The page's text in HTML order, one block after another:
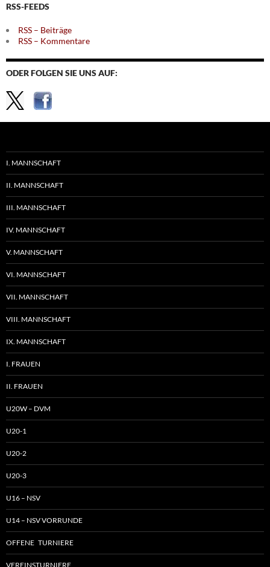
RSS-FEEDS
RSS – Beiträge
RSS – Kommentare
ODER FOLGEN SIE UNS AUF:
I. MANNSCHAFT
II. MANNSCHAFT
III. MANNSCHAFT
IV. MANNSCHAFT
V. MANNSCHAFT
VI. MANNSCHAFT
VII. MANNSCHAFT
VIII. MANNSCHAFT
IX. MANNSCHAFT
I. FRAUEN
II. FRAUEN
U20W – DVM
U20-1
U20-2
U20-3
U16 – NSV
U14 – NSV VORRUNDE
OFFENE TURNIERE
VEREINSTURNIERE